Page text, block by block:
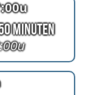
Minuten